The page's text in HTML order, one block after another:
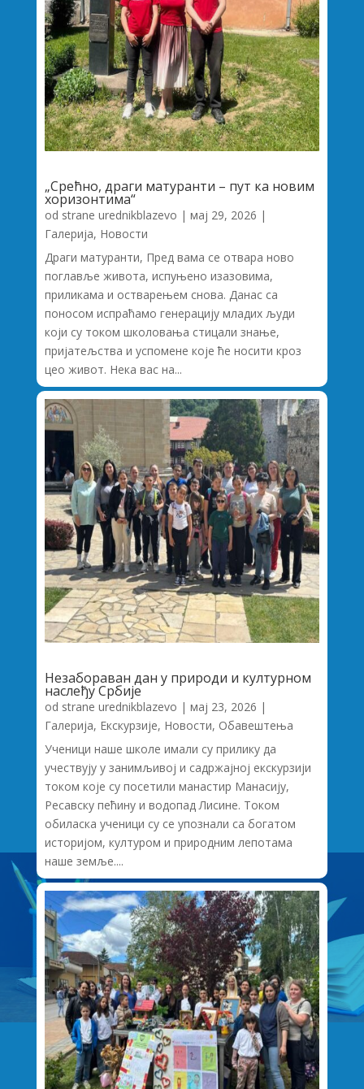
„Срећно, драги матуранти – пут ка новим
хоризонтима“
od strane urednikblazevo | мај 29, 2026 |
Галерија, Новости
Драги матуранти, Пред вама се отвара ново
поглавље живота, испуњено изазовима,
приликама и остварењем снова. Данас са
поносом испраћамо генерацију младих људи
који су током школовања стицали знање,
пријатељства и успомене које ће носити кроз
цео живот. Нека вас на...
Незабораван дан у природи и културном
наслеђу Србије
od strane urednikblazevo | мај 23, 2026 |
Галерија, Екскурзије, Новости, Обавештења
Ученици наше школе имали су прилику да
учествују у занимљивој и садржајној екскурзији
током које су посетили манастир Манасију,
Ресавску пећину и водопад Лисине. Током
обиласка ученици су се упознали са богатом
историјом, културом и природним лепотама
наше земље....